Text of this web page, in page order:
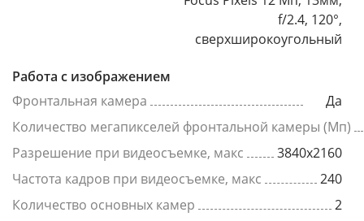
f/2.4, 120°,
сверхширокоугольный
Работа с изображением
Фронтальная камера
Да
Количество мегапикселей фронтальной камеры (Мп)
Разрешение при видеосъемке, макс
3840x2160
Частота кадров при видеосъемке, макс
240
Количество основных камер
2